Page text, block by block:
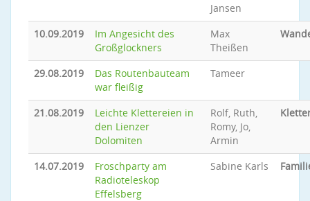
Jansen
10.09.2019
Im Angesicht des
Großglockners
Max
Theißen
29.08.2019
Das Routenbauteam
war fleißig
Tameer
21.08.2019
Leichte Klettereien in
den Lienzer
Dolomiten
Rolf, Ruth,
Romy, Jo,
Armin
14.07.2019
Froschparty am
Radioteleskop
Effelsberg
Sabine Karls